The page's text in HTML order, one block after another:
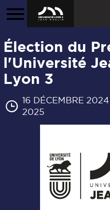
Élection du
l'Université
Lyon 3
16 DÉCEMBRE
2025